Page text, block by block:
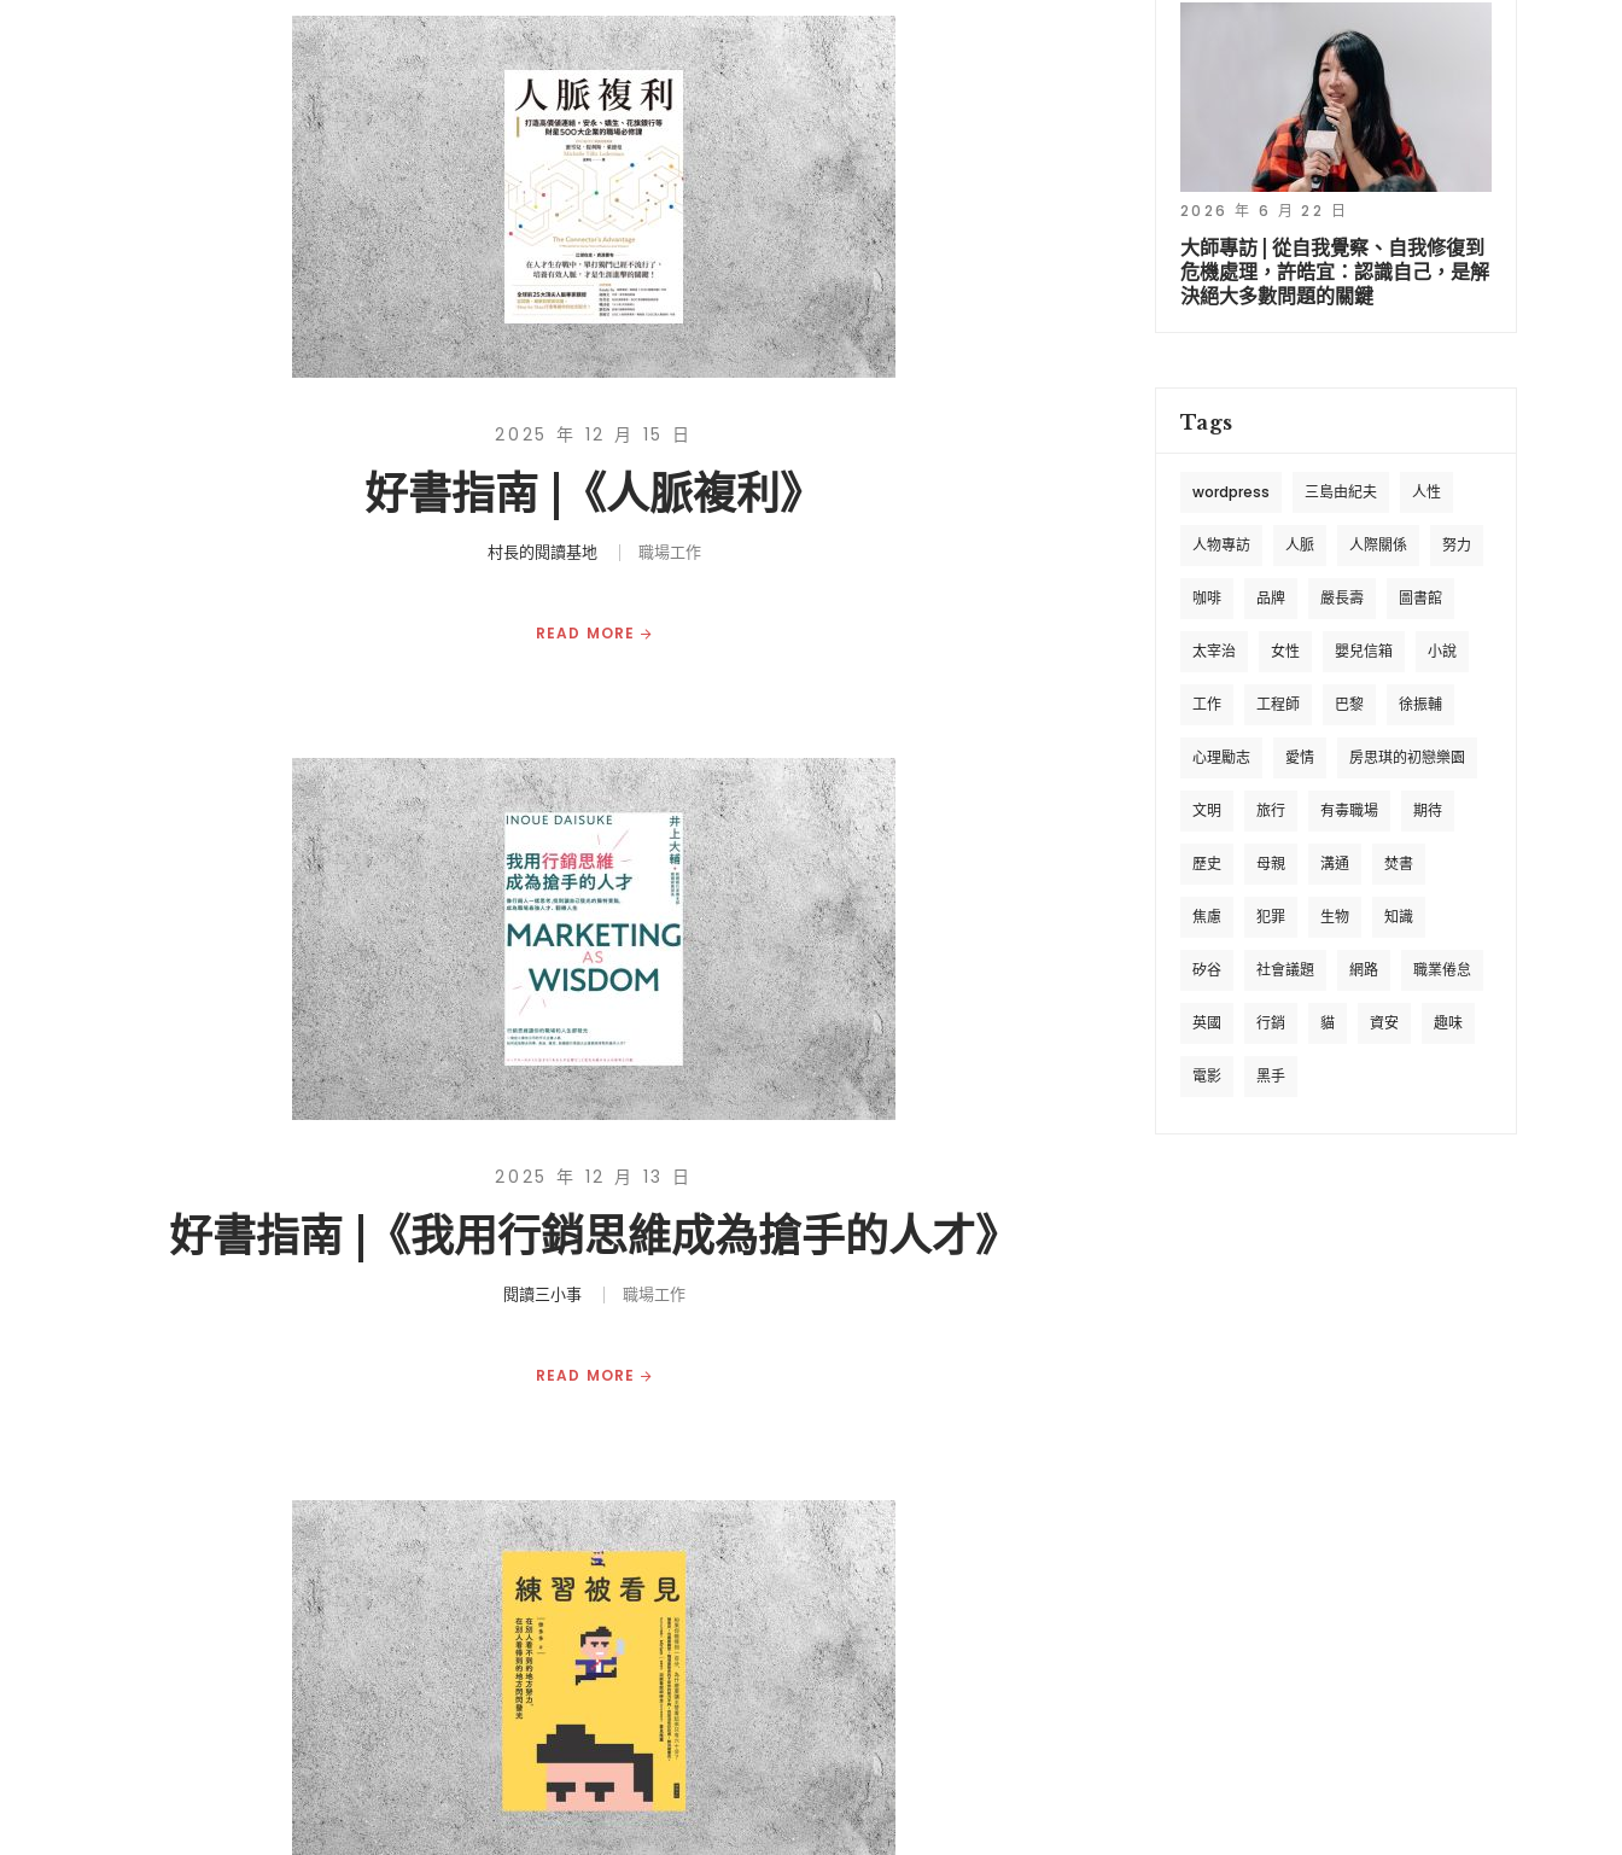
2025 年 12 月 15 日
好書指南 |《人脈複利》
村長的閱讀基地 職場工作
READ MORE
2025 年 12 月 13 日
好書指南 |《我用行銷思維成為搶手的人才》
閱讀三小事 職場工作
READ MORE
2026 年 6 月 22 日
大師專訪 | 從自我覺察、自我修復到
危機處理，許皓宜：認識自己，是解
決絕大多數問題的關鍵
Tags
wordpress 三島由紀夫 人性
人物專訪 人脈 人際關係 努力
咖啡 品牌 嚴長壽 圖書館
太宰治 女性 嬰兒信箱 小說
工作 工程師 巴黎 徐振輔
心理勵志 愛情 房思琪的初戀樂園
文明 旅行 有毒職場 期待
歷史 母親 溝通 焚書
焦慮 犯罪 生物 知識
矽谷 社會議題 網路 職業倦怠
英國 行銷 貓 資安 趣味
電影 黑手